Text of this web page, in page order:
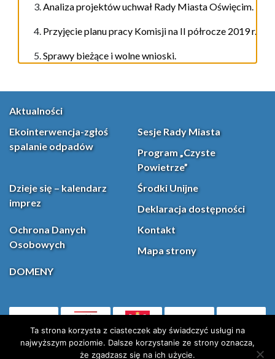
Analiza projektów uchwał Rady Miasta Oświęcim.
Przyjęcie planu pracy Komisji na II półrocze 2019 r.
Sprawy bieżące i wolne wnioski.
Aktualności
Ekointerwencja-zgłoś
spalanie odpadów
Sesje Rady Miasta
Program „Czyste
Powietrze”
Dzieje się – kalendarz
imprez
Środki Unijne
Deklaracja dostępności
Ochrona Danych
Osobowych
Kontakt
Mapa strony
DOMENY
(otwiera się w nowej karcie)Facebook
Ta strona korzysta z ciasteczek aby świadczyć usługi na
najwyższym poziomie. Dalsze korzystanie ze strony oznacza,
że zgadzasz się na ich użycie.